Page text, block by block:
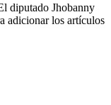
diputado Jhobanny
adicionar los artículos